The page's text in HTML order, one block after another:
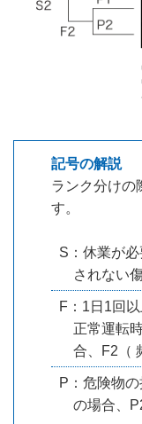
記号の解説
ランク分けの
す。
S：休業が
されない
F：1日1回
正常運転
合、F2（
P：危険物
の場合、